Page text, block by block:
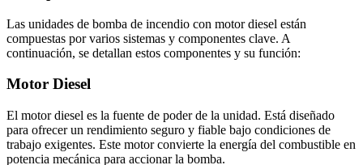
Las unidades de bomba de incendio con motor diesel están
compuestas por varios sistemas y componentes clave. A
continuación, se detallan estos componentes y su función:
Motor Diesel
El motor diesel es la fuente de poder de la unidad. Está diseñado
para ofrecer un rendimiento seguro y fiable bajo condiciones de
trabajo exigentes. Este motor convierte la energía del combustible en
potencia mecánica para accionar la bomba.